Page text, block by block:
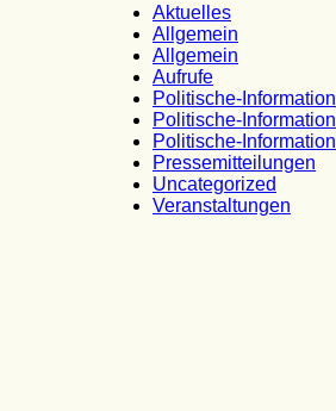
Aktuelles
Allgemein
Allgemein
Aufrufe
Politische-Information
Politische-Information
Politische-Information
Pressemitteilungen
Uncategorized
Veranstaltungen